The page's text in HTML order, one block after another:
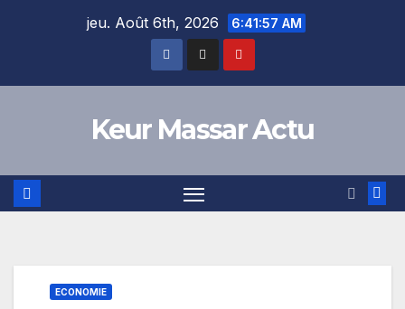
jeu. Août 6th, 2026 6:41:57 AM
Keur Massar Actu
ECONOMIE